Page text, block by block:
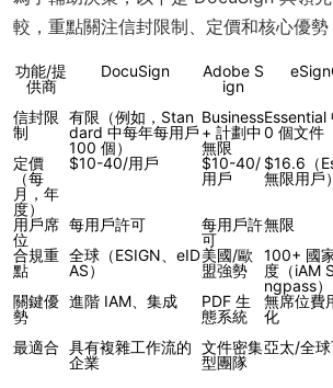
較，重點關注信封限制、定價和核心優勢
功能/提
供商
DocuSign
Adobe S
ign
信封限
制
有限（例如，Stan
dard 中每年每用戶
100 個）
Business
+ 計劃中
無限
Essential
0 個文件
定價
（每
月，年
度）
$10-40/用戶
$10-40/
用戶
$16.6（
無限用戶）
用戶席
位
每用戶許可
每用戶許
可
無限
合規重
點
全球（ESIGN、eID
AS）
美國/歐
盟強勢
100+ 國
度（iAM
ngpass）
關鍵優
勢
進階 IAM、集成
PDF 生
態系統
無席位費
化
最適合 具有複雜工作流的
企業
文件密集
型團隊
亞太/全